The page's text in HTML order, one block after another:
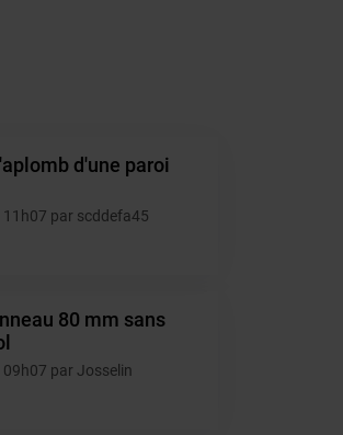
d'une paroi
11h07 par scddefa45
80 mm sans
par Josselin